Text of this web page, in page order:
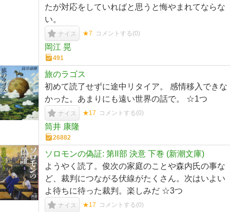
たが対応をしていればと思うと悔やまれてならな
い。
ナイス ★7 コメントする(0)
岡江 晃
491
旅のラゴス
初めて読了せずに途中リタイア。 感情移入できな
かった。あまりにも遠い世界の話で。 ☆1つ
ナイス ★17 コメントする(0)
筒井 康隆
26882
ソロモンの偽証: 第Ⅱ部 決意 下巻 (新潮文庫)
ようやく読了。俊次の家庭のことや森内氏の事な
ど、裁判につながる伏線がたくさん。次はいよい
よ待ちに待った裁判。楽しみだ ☆3つ
ナイス ★17 コメントする(0)